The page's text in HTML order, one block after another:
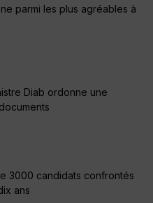
parmi les plus agréables à
Diab ordonne une
3000 candidats confrontés
ans